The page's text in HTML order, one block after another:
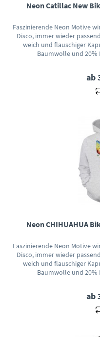
Neon Catillac New
Faszinierende Neon Motive
Disco, immer wieder
weich und flauschiger
Baumwolle und 20%
ab
Neon CHIHUAHUA
Faszinierende Neon Motive
Disco, immer wieder
weich und flauschiger
Baumwolle und 20%
ab